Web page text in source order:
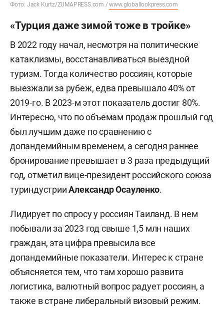
Фото: Jack Kurtz/ZUMAPRESS.com /www.globallookpress.com
«Турция даже зимой тоже в тройке»
В 2022 году начал, несмотря на политические
катаклизмы, восстанавливаться выездной
туризм. Тогда количество россиян, которые
выезжали за рубеж, едва превышало 40% от
2019-го. В 2023-м этот показатель достиг 80%.
Интересно, что по объемам продаж прошлый год
был лучшим даже по сравнению с
допандемийным временем, а сегодня раннее
бронирование превышает в 3 раза предыдущий
год, отметил вице-президент российского союза
туриндустрии Александр Осауленко.
Лидирует по спросу у россиян Таиланд. В нем
побывали за 2023 год свыше 1,5 млн наших
граждан, эта цифра превысила все
допандемийные показатели. Интерес к стране
объясняется тем, что там хорошо развита
логистика, валютный вопрос радует россиян, а
также в стране либеральный визовый режим.